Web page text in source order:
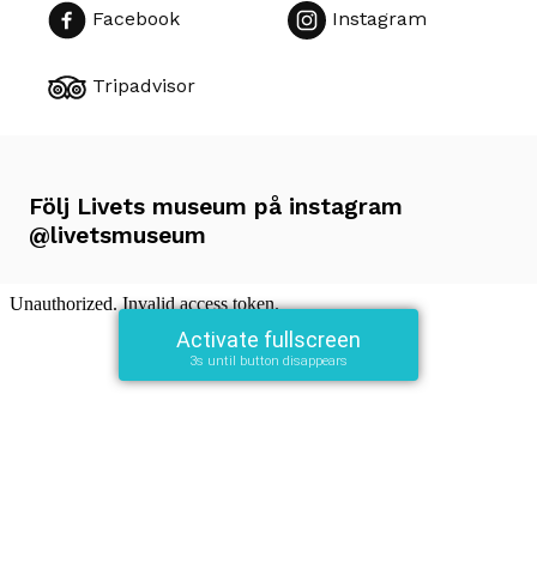
Livets
Facebook Instagram
Tripadvisor
Följ Livets museum på instagram
@livetsmuseum